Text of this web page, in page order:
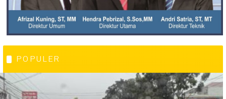
POPULER